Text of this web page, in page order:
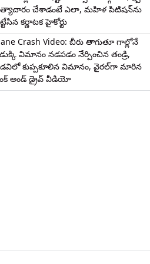
చేశాడంటే ఎలా, మహిళ పిటిషన్‌ను
కర్ణాటక హైకోర్టు
Crash Video: బీరు తాగుతూ గాల్లోనే
విమానం నడపడం నేర్పించిన తండ్రి,
కుప్పకూలిన విమానం, వైరల్‌గా మారిన
అండ్ డ్రైవ్ వీడియో